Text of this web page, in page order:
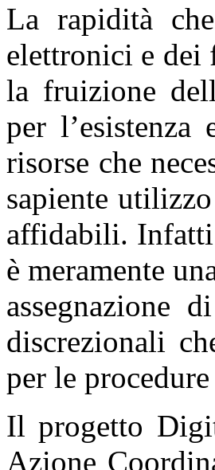
La rapidità
elettronici e dei
la fruizione
per
risorse che
sapiente
affidabili. Infatti
è meramente
assegnazione
discrezionali
per le
Il progetto
Azione